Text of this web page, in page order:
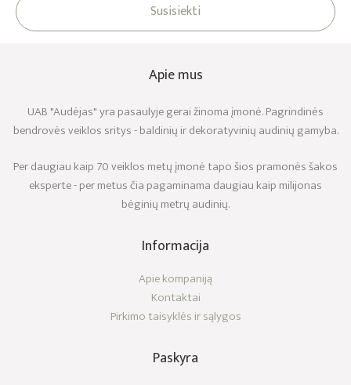
Susisiekti
Apie mus
UAB "Audėjas" yra pasaulyje gerai žinoma įmonė. Pagrindinės
bendrovės veiklos sritys - baldinių ir dekoratyvinių audinių gamyba.
Per daugiau kaip 70 veiklos metų įmonė tapo šios pramonės šakos
eksperte - per metus čia pagaminama daugiau kaip milijonas
bėginių metrų audinių.
Informacija
Apie kompaniją
Kontaktai
Pirkimo taisyklės ir sąlygos
Paskyra